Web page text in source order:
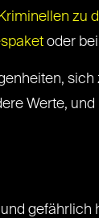
zu
oder
Werte,